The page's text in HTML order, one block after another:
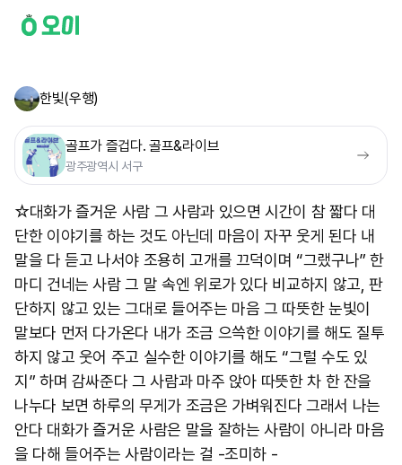
한빛(우행)
골프가 즐겁다. 골프&라이브
광주광역시 서구
☆대화가 즐거운 사람 그 사람과 있으면 시간이 참 짧다 대
단한 이야기를 하는 것도 아닌데 마음이 자꾸 웃게 된다 내
말을 다 듣고 나서야 조용히 고개를 끄덕이며 “그랬구나” 한
마디 건네는 사람 그 말 속엔 위로가 있다 비교하지 않고, 판
단하지 않고 있는 그대로 들어주는 마음 그 따뜻한 눈빛이
말보다 먼저 다가온다 내가 조금 으쓱한 이야기를 해도 질투
하지 않고 웃어 주고 실수한 이야기를 해도 “그럴 수도 있
지” 하며 감싸준다 그 사람과 마주 앉아 따뜻한 차 한 잔을
나누다 보면 하루의 무게가 조금은 가벼워진다 그래서 나는
안다 대화가 즐거운 사람은 말을 잘하는 사람이 아니라 마음
을 다해 들어주는 사람이라는 걸 -조미하 -